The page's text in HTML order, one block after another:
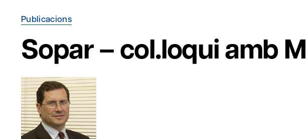
Publicacions
Sopar – col.loqui amb